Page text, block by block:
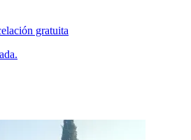
gratuita